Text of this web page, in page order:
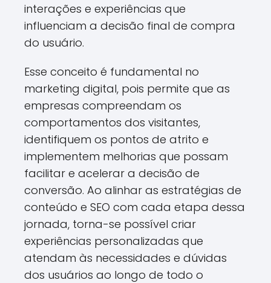
interações e experiências que
influenciam a decisão final de compra
do usuário.
Esse conceito é fundamental no
marketing digital, pois permite que as
empresas compreendam os
comportamentos dos visitantes,
identifiquem os pontos de atrito e
implementem melhorias que possam
facilitar e acelerar a decisão de
conversão. Ao alinhar as estratégias de
conteúdo e SEO com cada etapa dessa
jornada, torna-se possível criar
experiências personalizadas que
atendam às necessidades e dúvidas
dos usuários ao longo de todo o